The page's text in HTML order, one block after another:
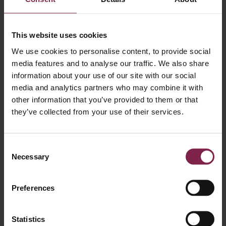
This website uses cookies
We use cookies to personalise content, to provide social
media features and to analyse our traffic. We also share
information about your use of our site with our social
media and analytics partners who may combine it with
other information that you’ve provided to them or that
they’ve collected from your use of their services.
Selection
Necessary
Preferences
Statistics
Destinataris
Les dades relatives a noms, cognoms i
administracions, organismes o autoritats
públiques en l’exercici de les seves
funcions o per donar compliment a una
obligació legal.
Drets
Accedir a les dades, rectificar-les,
suprimir-les, sol·licitar la portabilitat,
oposar-se al tractament i sol·licitar la
limitació del seu tractament
Podeu consultar la informació addicional
Activitat